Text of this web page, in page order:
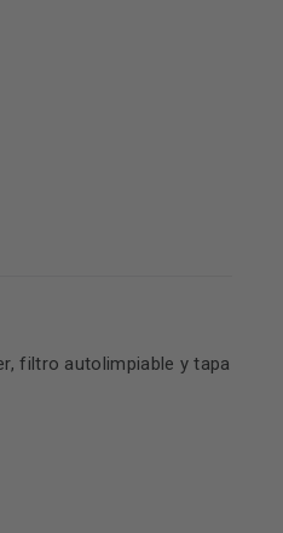
filtro autolimpiable y tapa